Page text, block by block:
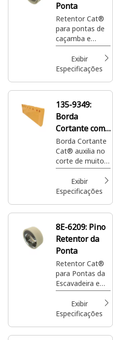
Ponta
Retentor Cat®
para pontas de
caçamba e
caçambas de
uso geral
Exibir
Especificações
135-9349:
Borda
Cortante com
1.216,8 mm de
Comprimento
Borda Cortante
Cat® auxilia no
corte de muitos
materiais, como
solo, rochas,
detritos ou
oferece uma
para penetrar de
maneira
eficiente o solo,
empurrar e
levantar
materiais
Exibir
Especificações
8E-6209: Pino
Retentor da
Ponta
Retentor Cat®
para Pontas da
Escavadeira e
Pontas de Ríper
Exibir
Especificações